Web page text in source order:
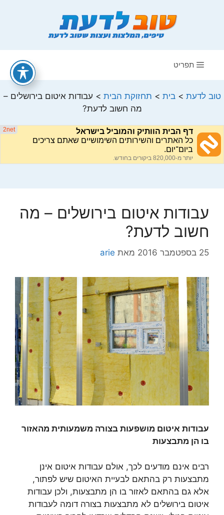
תפריט
טוב לדעת >בית > תחזוקת הבית > עבודות איטום בירושלים –
מה חשוב לדעת?
עבודות איטום בירושלים – מה
חשוב לדעת?
25 בספטמבר 2016 מאת arie
עבודות איטום מושפעות בצורה משמעותית מהאזור
בו הן מתבצעות
רבים אינם מודעים לכך, אולם עבודות איטום אינן
מתבצעות רק בהתאם לבעיית האיטום שיש לפתור,
אלא גם בהתאם לאזור בו הן מתבצעות, ולכן עבודות
איטום בירושלים לא מתבצעות בצורה דומה לעבודות